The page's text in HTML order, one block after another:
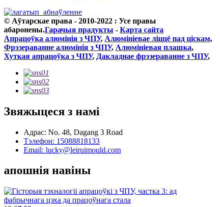
© Аўтарскае права - 2010-2022 : Усе правы
абаронены.Гарачыя прадукты - Карта сайта
Апрацоўка алюмінія з ЧПУ, Алюмініевае ліццё пад ціскам,
Фрэзераванне алюмінія з ЧПУ, Алюмініевая плашка,
Хуткая апрацоўка з ЧПУ, Дакладнае фрэзераванне з ЧПУ,
Звяжыцеся з намі
Адрас: No. 48, Dagang 3 Road
Тэлефон: 15088818133
Email: lucky@leiruimould.com
апошнія навіны